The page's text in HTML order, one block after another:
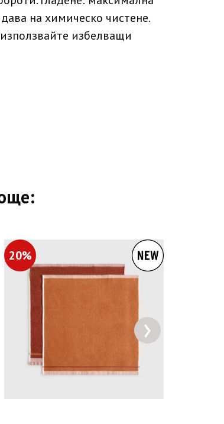
на химическо чистене.
избелващи
20%
›